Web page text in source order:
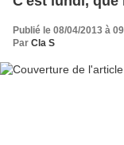
Publié le 08/04/2013 à
Par Cla S